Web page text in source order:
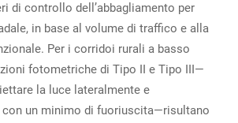
di controllo dell’abbagliamento per
in base al volume di traffico e alla
Per i corridoi rurali a basso
fotometriche di Tipo II e Tipo III—
la luce lateralmente e
con un minimo di fuoriuscita—risultano